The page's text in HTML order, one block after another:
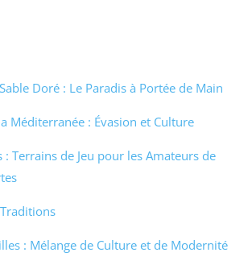
Doré : Le Paradis à Portée de Main
Méditerranée : Évasion et Culture
: Terrains de Jeu pour les Amateurs de
: Mélange de Culture et de Modernité